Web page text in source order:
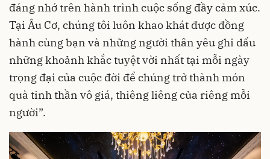
đáng nhớ trên hành trình cuộc sống đầy cảm xúc.
Tại Âu Cơ, chúng tôi luôn khao khát được đồng
hành cùng bạn và những người thân yêu ghi dấu
những khoảnh khắc tuyệt vời nhất tại mỗi ngày
trọng đại của cuộc đời để chúng trở thành món
quà tinh thần vô giá, thiêng liêng của riêng mỗi
người”.